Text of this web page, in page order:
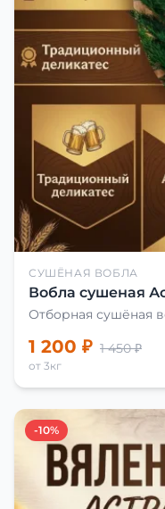
СУШЁНАЯ ВОБЛА
Вобла сушеная
Отборная сушёная
1 200 ₽ 1 450 ₽
от 3кг
-10%